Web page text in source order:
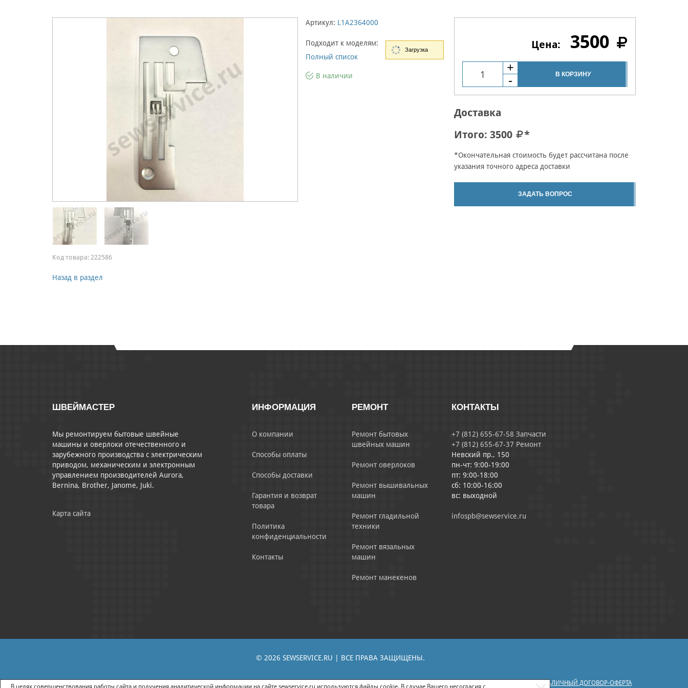
Код товара: 222586
Назад в раздел
Артикул: L1A2364000
Подходит к моделям:
Полный список
В наличии
3500
В КОРЗИНУ
Доставка
Итого: 3500 *
*Окончательная стоимость будет рассчитана после
указания точного адреса доставки
ЗАДАТЬ ВОПРОС
ШВЕЙМАСТЕР
Мы ремонтируем бытовые швейные
машины и оверлоки отечественного и
зарубежного производства с электрическим
приводом, механическим и электронным
управлением производителей Aurora,
Bernina, Brother, Janome, Juki.
Карта сайта
ИНФОРМАЦИЯ
О компании
Способы оплаты
Способы доставки
Гарантия и возврат
товара
Политика
конфиденциальности
Контакты
РЕМОНТ
Ремонт бытовых
швейных машин
Ремонт оверлоков
Ремонт вышивальных
машин
Ремонт гладильной
техники
Ремонт вязальных
машин
Ремонт манекенов
КОНТАКТЫ
+7 (812) 655-67-58 Запчасти
+7 (812) 655-67-37 Ремонт
Невский пр., 150
пн-чт: 9:00-19:00
пт: 9:00-18:00
сб: 10:00-16:00
вс: выходной
infospb@sewservice.ru
© 2026 SEWSERVICE.RU | ВСЕ ПРАВА ЗАЩИЩЕНЫ.
ПОЛИТИКА КОНФИДЕНЦИАЛЬНОСТИ | СОГЛАСИЕ НА ПОЛУЧЕНИЕ РЕКЛАМНО-ИНФОРМАЦИОННЫХ МАТЕРИАЛОВ | СОГЛАСИЕ НА ОБРАБОТКУ ПЕРСОНАЛЬНЫХ ДАННЫХ | ПУБЛИЧНЫЙ ДОГОВОР-ОФЕРТА
В целях совершенствования работы сайта и получения аналитической информации на сайте sewservice.ru используются файлы cookie. В случае Вашего несогласия с
Загрузка